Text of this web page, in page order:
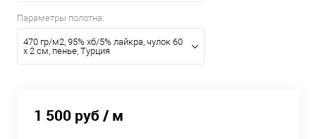
Параметры полотна:
470 гр/м2, 95% хб/5% лайкра, чулок 60
х 2 см, пенье, Турция
1 500 руб/ м